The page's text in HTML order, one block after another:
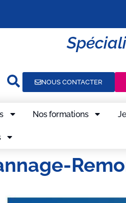
NOUS CONTACTER
Nos formations